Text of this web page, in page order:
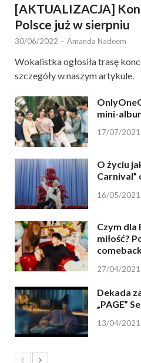
[AKTUALIZACJA]
Polsce już w sierpniu
30/06/2022 - Amanda Nadeem
Wokalistka ogłosiła trasę
szczegóły w naszym artykule.
mini-
17/07/2021
O życiu
Carnival”
16/05/2021
Czym dla
miłość?
27/04/2021
Dekada
„PAGE”
13/04/2021